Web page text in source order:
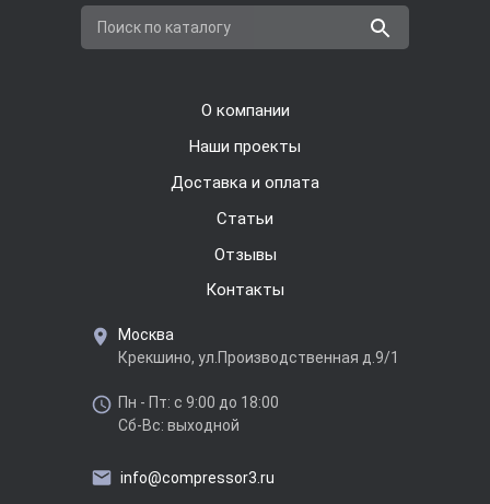
Поиск по каталогу
О компании
Наши проекты
Доставка и оплата
Cтатьи
Отзывы
Контакты
Москва
Крекшино, ул.Производственная д.9/1
Пн - Пт: с 9:00 до 18:00
Сб-Вс: выходной
info@compressor3.ru